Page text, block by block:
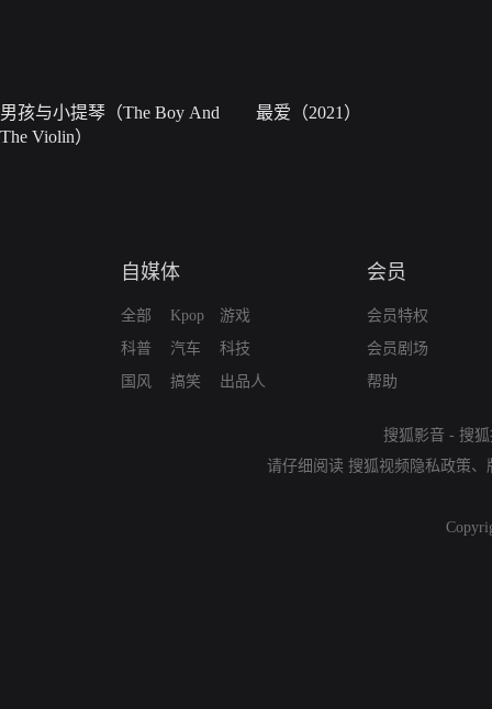
男孩与小提琴（The Boy And
The Violin）
最爱（2021）
自媒体
全部
科普
国风
Kpop
汽车
搞笑
游戏
科技
出品人
会员
会员特权
会员剧场
帮助
搜狐影音 - 搜
请仔细阅读 搜狐视频隐私政策、